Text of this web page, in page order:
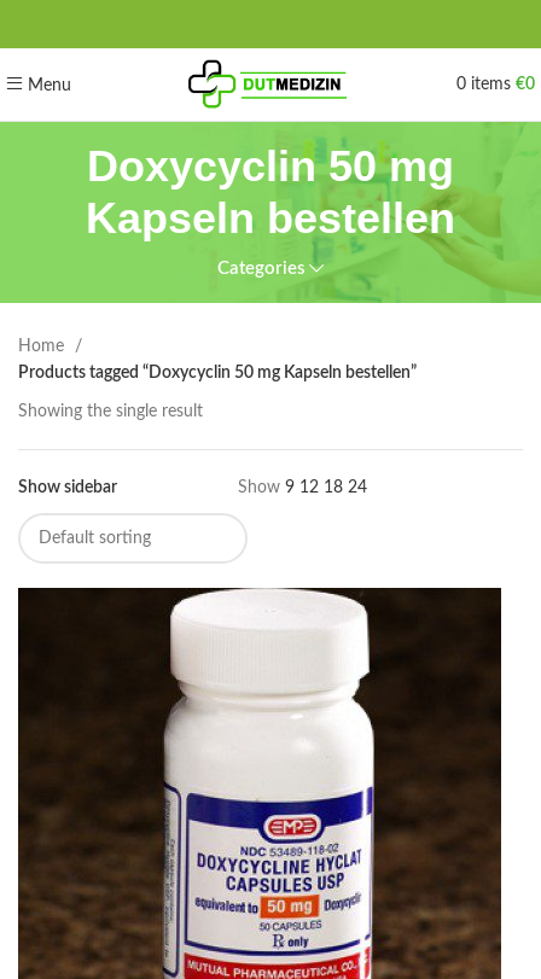
Menu 0 items €0
Doxycyclin 50 mg
Kapseln bestellen
Categories
Home
Products tagged “Doxycyclin 50 mg Kapseln bestellen”
Showing the single result
Show sidebar Show 9 12 18 24